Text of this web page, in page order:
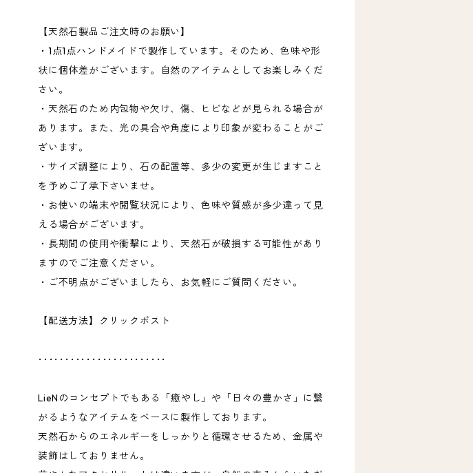
【天然石製品ご注文時のお願い】
・1点1点ハンドメイドで製作しています。そのため、色味や形
状に個体差がございます。自然のアイテムとしてお楽しみくだ
さい。
・天然石のため内包物や欠け、傷、ヒビなどが見られる場合が
あります。また、光の具合や角度により印象が変わることがご
ざいます。
・サイズ調整により、石の配置等、多少の変更が生じますこと
を予めご了承下さいませ。
・お使いの端末や閲覧状況により、色味や質感が多少違って見
える場合がございます。
・長期間の使用や衝撃により、天然石が破損する可能性があり
ますのでご注意ください。
・ご不明点がございましたら、お気軽にご質問ください。
【配送方法】クリックポスト
････････････････････････
LieNのコンセプトでもある「癒やし」や「日々の豊かさ」に繋
がるようなアイテムをベースに製作しております。
天然石からのエネルギーをしっかりと循環させるため、金属や
装飾はしておりません。